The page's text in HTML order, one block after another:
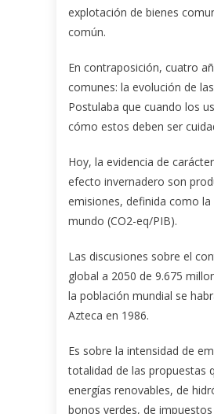
explotación de bienes
común.
En contraposición, cuatro
comunes: la evolución de
Postulaba que cuando los
cómo estos deben ser
Hoy, la evidencia de
efecto invernadero son
emisiones, definida como
mundo (CO2-eq/PIB).
Las discusiones sobre el
global a 2050 de 9.675
la población mundial se
Azteca en 1986.
Es sobre la intensidad de
totalidad de las propuestas
energías renovables, de
bonos verdes, de